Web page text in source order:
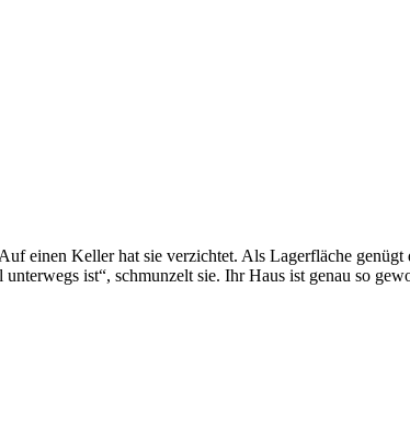
einen Keller hat sie verzichtet. Als Lagerfläche
ist“, schmunzelt sie. Ihr Haus ist genau so